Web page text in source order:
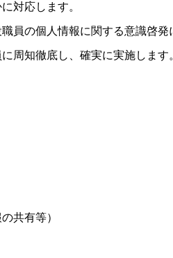
対応します。
員の個人情報に関する意識啓発
周知徹底し、確実に実施します。
共有等）